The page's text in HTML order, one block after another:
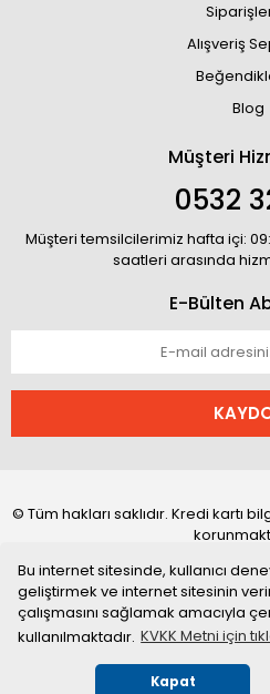
Bu internet sitesinde, kullanıcı
geliştirmek ve internet sitesinin
çalışmasını sağlamak amacıyla
kullanılmaktadır. KVKK Metni için
Kapat
Alışveriş
Blog
Müşteri
0532
Müşteri temsilcilerimiz hafta içi:
saatleri arasında
E-Bülten
© Tüm hakları saklıdır. Kredi kartı